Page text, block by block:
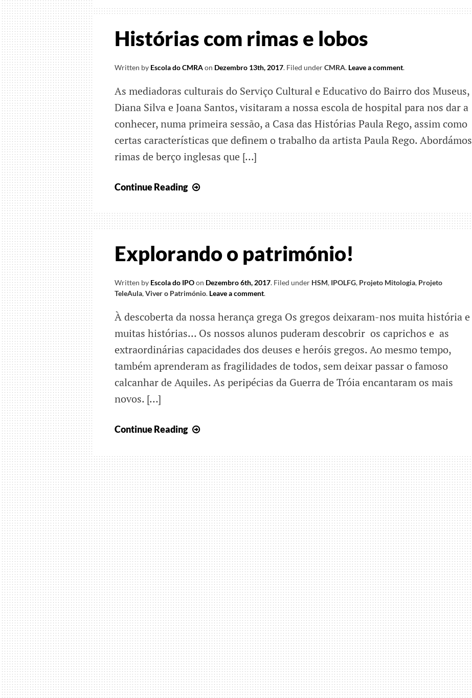
Histórias com rimas e lobos
Written by Escola do CMRAon Dezembro 13th, 2017. Filed underCMRA. Leave a comment.
As mediadoras culturais do Serviço Cultural e Educativo do Bairro dos Museus,
Diana Silva e Joana Santos, visitaram a nossa escola de hospital para nos dar a
conhecer, numa primeira sessão, a Casa das Histórias Paula Rego, assim como
certas características que definem o trabalho da artista Paula Rego. Abordámos
rimas de berço inglesas que […]
Continue Reading
rimas
e
Explorando o património!
Written by Escola do IPOon Dezembro 6th, 2017. Filed under HSM, IPOLFG, Projeto Mitologia, Projeto
TeleAula,Viver o Património. Leave a comment.
À descoberta da nossa herança grega Os gregos deixaram-nos muita história e
muitas histórias… Os nossos alunos puderam descobrir os caprichos e as
extraordinárias capacidades dos deuses e heróis gregos. Ao mesmo tempo,
também aprenderam as fragilidades de todos, sem deixar passar o famoso
calcanhar de Aquiles. As peripécias da Guerra de Tróia encantaram os mais
novos. […]
Continue Reading
património!